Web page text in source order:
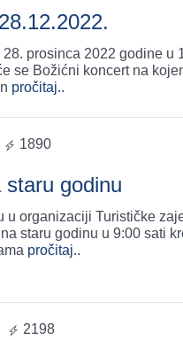
prosinca 2022 godine u
se Božićni koncert na
pročitaj..
1890
godinu
u organizaciji Turističke
staru godinu u 9:00 sati
pročitaj..
2198